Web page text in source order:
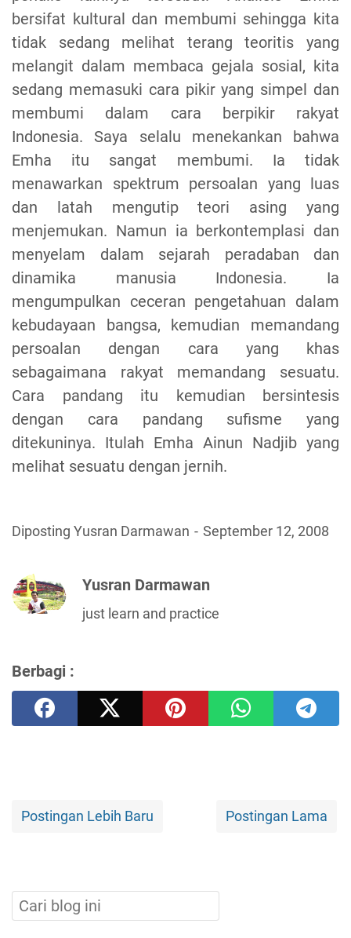
bersifat kultural dan membumi sehingga kita
tidak sedang melihat terang teoritis yang
melangit dalam membaca gejala sosial, kita
sedang memasuki cara pikir yang simpel dan
membumi dalam cara berpikir rakyat
Indonesia. Saya selalu menekankan bahwa
Emha itu sangat membumi. Ia tidak
menawarkan spektrum persoalan yang luas
dan latah mengutip teori asing yang
menjemukan. Namun ia berkontemplasi dan
menyelam dalam sejarah peradaban dan
dinamika manusia Indonesia. Ia
mengumpulkan ceceran pengetahuan dalam
kebudayaan bangsa, kemudian memandang
persoalan dengan cara yang khas
sebagaimana rakyat memandang sesuatu.
Cara pandang itu kemudian bersintesis
dengan cara pandang sufisme yang
ditekuninya. Itulah Emha Ainun Nadjib yang
melihat sesuatu dengan jernih.
Diposting Yusran Darmawan September 12, 2008
Yusran Darmawan
just learn and practice
Berbagi :
Postingan Lebih Baru Postingan Lama